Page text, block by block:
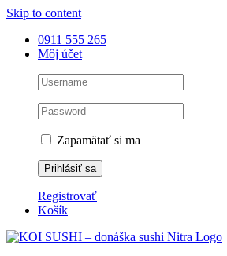
Skip to content
0911 555 265
Môj účet
Zapamätať si ma
Registrovať
Košík